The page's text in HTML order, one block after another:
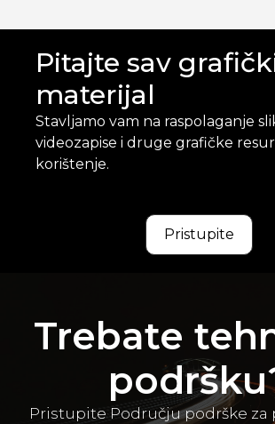
Pitajte sav
materijal
Stavljamo vam na raspolaganje
videozapise i druge grafičke
korištenje.
Pristupite
Trebate
Pristupite Području podrške za